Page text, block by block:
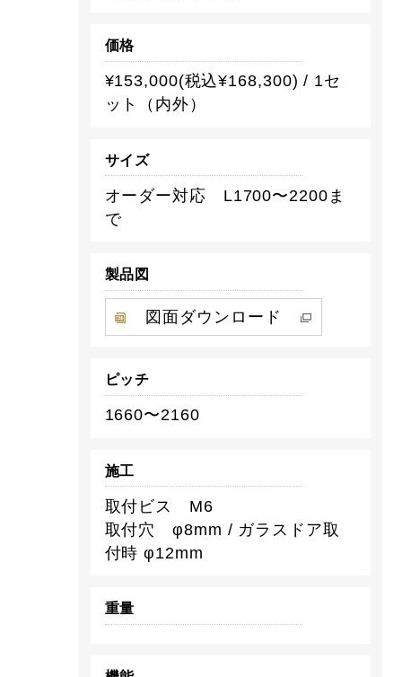
価格
¥153,000(税込¥168,300) / 1セ
ット（内外）
サイズ
オーダー対応 L1700〜2200ま
で
製品図
図面ダウンロード
ピッチ
1660〜2160
施工
取付ビス M6
取付穴 φ8mm / ガラスドア取
付時 φ12mm
重量